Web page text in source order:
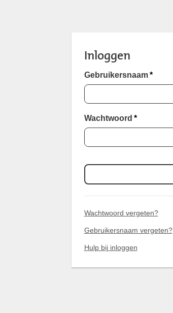
Inloggen
Gebruikersnaam *
Wachtwoord *
Wachtwoord vergeten?
Gebruikersnaam vergeten?
Hulp bij inloggen